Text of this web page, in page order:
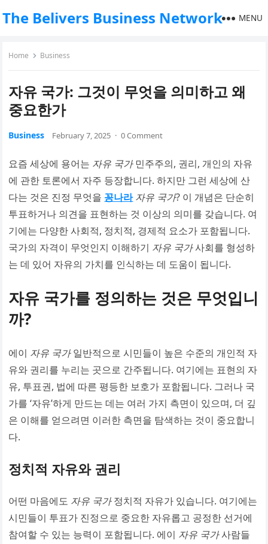
The Belivers Business Network MENU
Home Business
자유 국가: 그것이 무엇을 의미하고 왜
중요한가
Business February 7, 2025 · 0 Comment
요즘 세상에 용어는 자유 국가민주주의, 권리, 개인의 자유
에 관한 토론에서 자주 등장합니다. 하지만 그런 세상에 산
다는 것은 진정 무엇을 꽁나라 자유 국가? 이 개념은 단순히
투표하거나 의견을 표현하는 것 이상의 의미를 갖습니다. 여
기에는 다양한 사회적, 정치적, 경제적 요소가 포함됩니다.
국가의 자격이 무엇인지 이해하기 자유 국가사회를 형성하
는 데 있어 자유의 가치를 인식하는 데 도움이 됩니다.
자유 국가를 정의하는 것은 무엇입니
까?
에이 자유 국가일반적으로 시민들이 높은 수준의 개인적 자
유와 권리를 누리는 곳으로 간주됩니다. 여기에는 표현의 자
유, 투표권, 법에 따른 평등한 보호가 포함됩니다. 그러나 국
가를 ‘자유’하게 만드는 데는 여러 가지 측면이 있으며, 더 깊
은 이해를 얻으려면 이러한 측면을 탐색하는 것이 중요합니
다.
정치적 자유와 권리
어떤 마음에도 자유 국가정치적 자유가 있습니다. 여기에는
시민들이 투표가 진정으로 중요한 자유롭고 공정한 선거에
참여할 수 있는 능력이 포함됩니다. 에이 자유 국가사람들